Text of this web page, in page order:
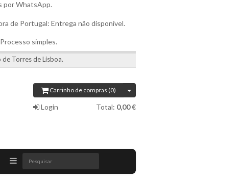
por WhatsApp.
de Portugal: Entrega não disponível.
simples.
Torres de Lisboa.
Carrinho de compras (0)
Login Total: 0,00 €